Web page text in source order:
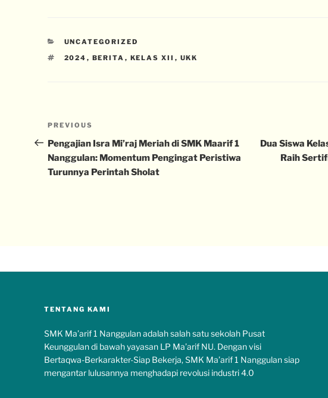
UNCATEGORIZED
2024 , BERITA , KELAS XII , UKK
PREVIOUS
Pengajian Isra Mi’raj Meriah di SMK Maarif 1
Nanggulan: Momentum Pengingat Peristiwa
Turunnya Perintah Sholat
Dua Siswa
Raih
TENTANG KAMI
SMK Ma’arif 1 Nanggulan adalah salah satu sekolah Pusat
Keunggulan di bawah yayasan LP Ma’arif NU. Dengan visi
Bertaqwa-Berkarakter-Siap Bekerja, SMK Ma’arif 1 Nanggulan siap
mengantar lulusannya menghadapi revolusi industri 4.0